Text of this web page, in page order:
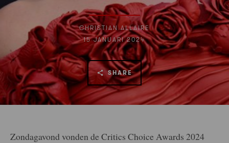
CHRISTIAN ALLAIRE
15 JANUARI 2024
SHARE
Zondagavond vonden de Critics Choice Awards 2024